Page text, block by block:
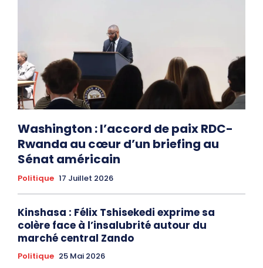
Washington : l’accord de paix RDC-
Rwanda au cœur d’un briefing au
Sénat américain
Politique 17 Juillet 2026
Kinshasa : Félix Tshisekedi exprime sa
colère face à l’insalubrité autour du
marché central Zando
Politique 25 Mai 2026